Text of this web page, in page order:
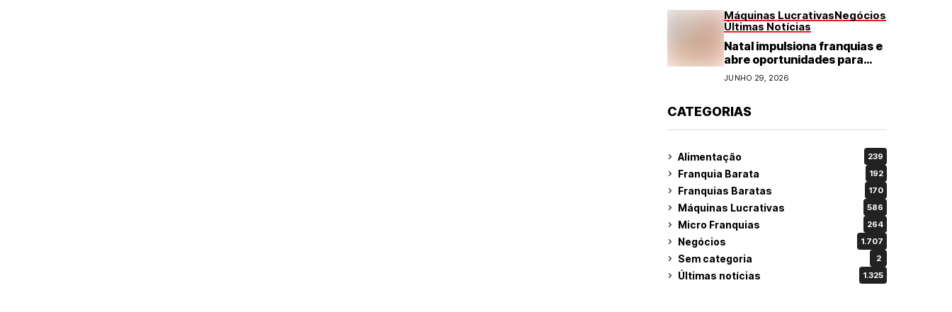
Máquinas LucrativasNegócios
Últimas Notícias
Natal impulsiona franquias e
abre oportunidades para
diversos segmentos do
JUNHO 29, 2026
CATEGORIAS
Alimentação 239
Franquia Barata 192
Franquias Baratas 170
Máquinas Lucrativas 586
Micro Franquias 264
Negócios 1.707
Sem categoria 2
Últimas notícias 1.325